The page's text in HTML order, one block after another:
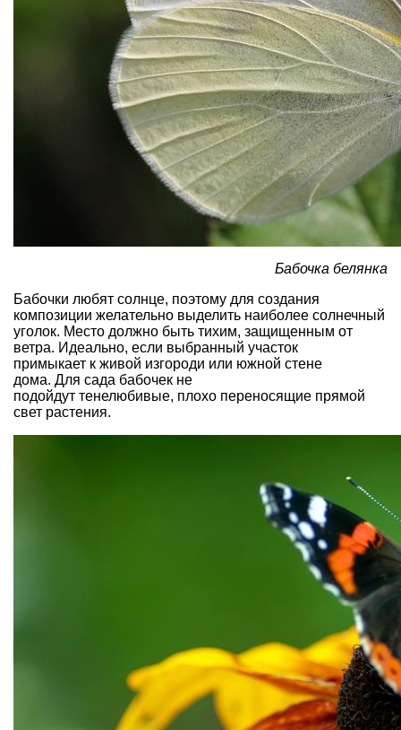
Бабочка белянка
Бабочки любят солнце, поэтому для создания
композиции желательно выделить наиболее солнечный
уголок. Место должно быть тихим, защищенным от
ветра. Идеально, если выбранный участок
примыкает к живой изгороди или южной стене
дома. Для сада бабочек не
подойдут тенелюбивые, плохо переносящие прямой
свет растения.